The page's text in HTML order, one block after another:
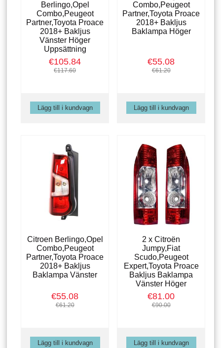
Berlingo,Opel
Combo,Peugeot
Partner,Toyota Proace
2018+ Bakljus
Vänster Höger
Uppsättning
€105.84
€117.60
Combo,Peugeot
Partner,Toyota Proace
2018+ Bakljus
Baklampa Höger
€55.08
€61.20
Citroen Berlingo,Opel
Combo,Peugeot
Partner,Toyota Proace
2018+ Bakljus
Baklampa Vänster
€55.08
€61.20
2 x Citroën
Jumpy,Fiat
Scudo,Peugeot
Expert,Toyota Proace
Bakljus Baklampa
Vänster Höger
€81.00
€90.00